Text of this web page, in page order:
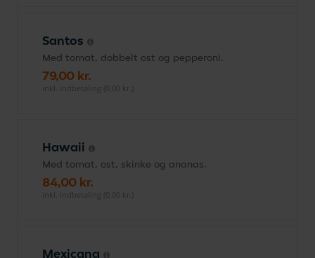
Santos
Med tomat, dobbelt ost og pepperoni.
79,00 kr.
inkl. indbetaling (0,00 kr.)
Hawaii
Med tomat, ost, skinke og ananas.
84,00 kr.
inkl. indbetaling (0,00 kr.)
Mexicana